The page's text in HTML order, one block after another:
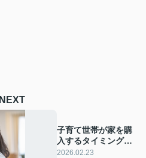
NEXT
子育て世帯が家を購
入するタイミング
は？平均的な年齢や
2026.02.23